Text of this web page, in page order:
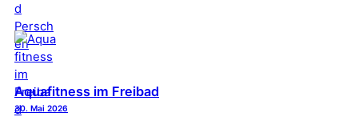
Aquafitness im Freibad
30. Mai 2026